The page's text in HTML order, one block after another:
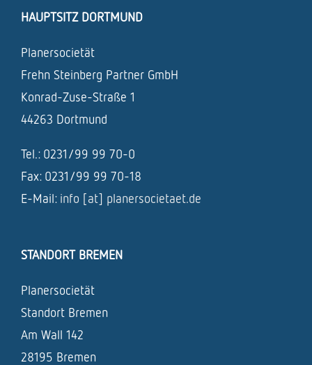
HAUPTSITZ DORTMUND
Planersocietät
Frehn Steinberg Partner GmbH
Konrad-Zuse-Straße 1
44263 Dortmund
Tel.: 0231/99 99 70-0
Fax: 0231/99 99 70-18
E-Mail: info [at] planersocietaet.de
STANDORT BREMEN
Planersocietät
Standort Bremen
Am Wall 142
28195 Bremen